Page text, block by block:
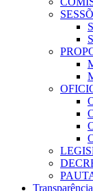
Transparência